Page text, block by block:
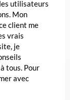
utilisateurs
Mon
client me
vrais
je
tous. Pour
avec